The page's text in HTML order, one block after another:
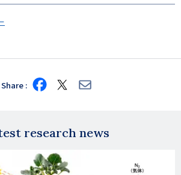
Share Share
on
Share
on
Share
via
research news